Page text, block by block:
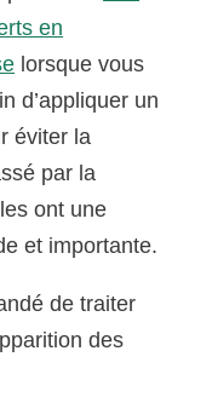
en
lorsque vous
d’appliquer un
éviter la
par la
ont une
et importante.
de traiter
des